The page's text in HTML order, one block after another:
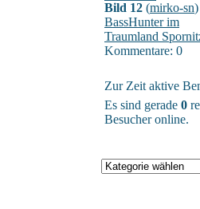
Bild 12 (mirko-sn)
BassHunter im
Traumland
Kommentare: 0
Zur Zeit aktive
Es sind gerade 0
Besucher online.